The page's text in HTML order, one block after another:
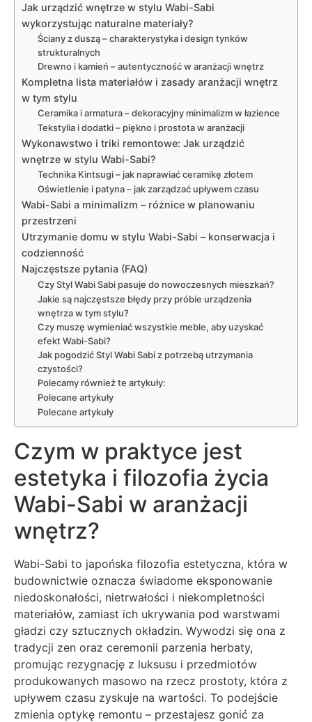
Jak urządzić wnętrze w stylu Wabi-Sabi
wykorzystując naturalne materiały?
Ściany z duszą – charakterystyka i design tynków
strukturalnych
Drewno i kamień – autentyczność w aranżacji wnętrz
Kompletna lista materiałów i zasady aranżacji wnętrz
w tym stylu
Ceramika i armatura – dekoracyjny minimalizm w łazience
Tekstylia i dodatki – piękno i prostota w aranżacji
Wykonawstwo i triki remontowe: Jak urządzić
wnętrze w stylu Wabi-Sabi?
Technika Kintsugi – jak naprawiać ceramikę złotem
Oświetlenie i patyna – jak zarządzać upływem czasu
Wabi-Sabi a minimalizm – różnice w planowaniu
przestrzeni
Utrzymanie domu w stylu Wabi-Sabi – konserwacja i
codzienność
Najczęstsze pytania (FAQ)
Czy Styl Wabi Sabi pasuje do nowoczesnych mieszkań?
Jakie są najczęstsze błędy przy próbie urządzenia
wnętrza w tym stylu?
Czy muszę wymieniać wszystkie meble, aby uzyskać
efekt Wabi-Sabi?
Jak pogodzić Styl Wabi Sabi z potrzebą utrzymania
czystości?
Polecamy również te artykuły:
Polecane artykuły
Polecane artykuły
Czym w praktyce jest
estetyka i filozofia życia
Wabi-Sabi w aranżacji
wnętrz?
Wabi-Sabi to japońska filozofia estetyczna, która w
budownictwie oznacza świadome eksponowanie
niedoskonałości, nietrwałości i niekompletności
materiałów, zamiast ich ukrywania pod warstwami
gładzi czy sztucznych okładzin. Wywodzi się ona z
tradycji zen oraz ceremonii parzenia herbaty,
promując rezygnację z luksusu i przedmiotów
produkowanych masowo na rzecz prostoty, która z
upływem czasu zyskuje na wartości. To podejście
zmienia optykę remontu – przestajesz gonić za